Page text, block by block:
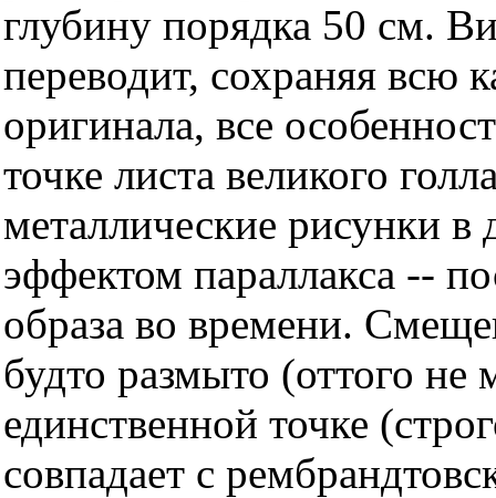
глубину порядка 50 см.
переводит, сохраняя всю
оригинала, все
точке листа великого
металлические рисунки
эффектом параллакса --
образа во времени.
будто размыто (оттого не
единственной точке
совпадает с